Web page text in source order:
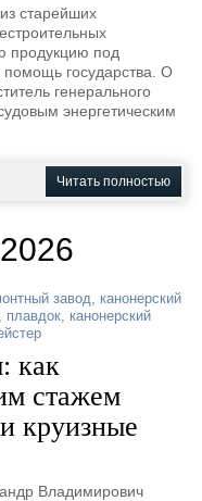
флота
службы
старейших
продукцию под
помощь государства. О
генерального
энергетическим
Читать полностью
завод, канонерский
, плавдок, канонерский
как
стажем
круизные
Владимирович